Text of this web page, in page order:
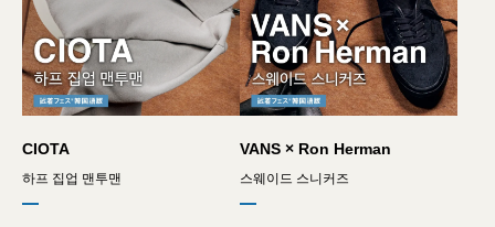
CIOTA
하프 집업 맨투맨
VANS × Ron Herman
스웨이드 스니커즈